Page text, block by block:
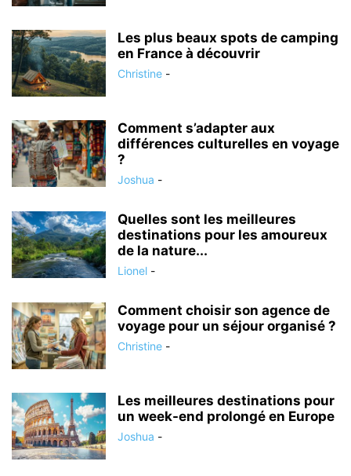
Les plus beaux spots de camping
en France à découvrir
Christine -
Comment s’adapter aux
différences culturelles en voyage
?
Joshua -
Quelles sont les meilleures
destinations pour les amoureux
de la nature...
Lionel -
Comment choisir son agence de
voyage pour un séjour organisé ?
Christine -
Les meilleures destinations pour
un week-end prolongé en Europe
Joshua -